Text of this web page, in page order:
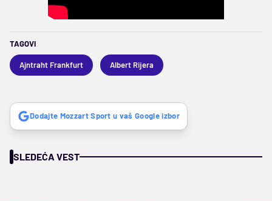
TAGOVI
Ajntraht Frankfurt Albert Rijera
Dodajte Mozzart Sport u vaš Google izbor
SLEDEĆA VEST